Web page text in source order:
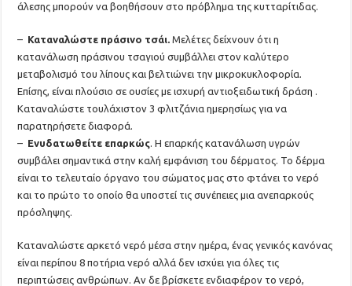
άλεσης μπορούν να βοηθήσουν στο πρόβλημα της κυτταρίτιδας.
– Καταναλώστε πράσινο τσάι. Μελέτες δείχνουν ότι η
κατανάλωση πράσινου τσαγιού συμβάλλει στον καλύτερο
μεταβολισμό του λίπους και βελτιώνει την μικροκυκλοφορία.
Επίσης, είναι πλούσιο σε ουσίες με ισχυρή αντιοξειδωτική δράση .
Καταναλώστε τουλάχιστον 3 φλιτζάνια ημερησίως για να
παρατηρήσετε διαφορά.
– Ενυδατωθείτε επαρκώς. Η επαρκής κατανάλωση υγρών
συμβάλει σημαντικά στην καλή εμφάνιση του δέρματος. Το δέρμα
είναι το τελευταίο όργανο του σώματος μας στο φτάνει το νερό
και το πρώτο το οποίο θα υποστεί τις συνέπειες μια ανεπαρκούς
πρόσληψης.
Καταναλώστε αρκετό νερό μέσα στην ημέρα, ένας γενικός κανόνας
είναι περίπου 8 ποτήρια νερό αλλά δεν ισχύει για όλες τις
περιπτώσεις ανθρώπων. Αν δε βρίσκετε ενδιαφέρον το νερό,